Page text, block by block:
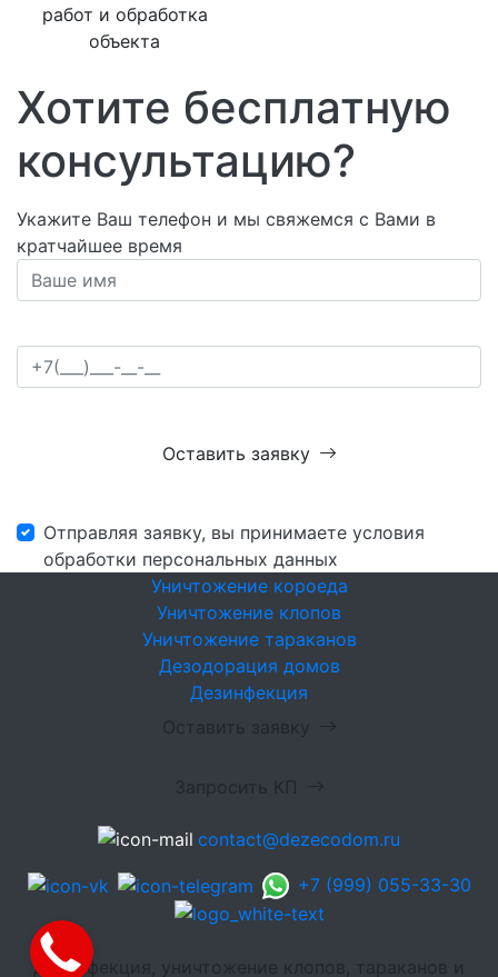
работ и обработка
объекта
Хотите бесплатную
консультацию?
Укажите Ваш телефон и мы свяжемся с Вами в
кратчайшее время
Оставить заявку
Отправляя заявку, вы принимаете условия
обработки персональных данных
Уничтожение короеда
Уничтожение клопов
Уничтожение тараканов
Дезодорация домов
Дезинфекция
Дезинфекция, уничтожение клопов, тараканов и
Оставить заявку
Запросить КП
contact@dezecodom.ru
+7 (999) 055-33-30